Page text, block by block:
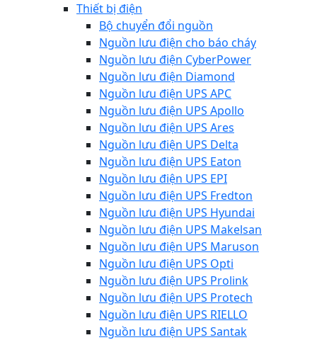
Thiết bị điện
Bộ chuyển đổi nguồn
Nguồn lưu điện cho báo cháy
Nguồn lưu điện CyberPower
Nguồn lưu điện Diamond
Nguồn lưu điện UPS APC
Nguồn lưu điện UPS Apollo
Nguồn lưu điện UPS Ares
Nguồn lưu điện UPS Delta
Nguồn lưu điện UPS Eaton
Nguồn lưu điện UPS EPI
Nguồn lưu điện UPS Fredton
Nguồn lưu điện UPS Hyundai
Nguồn lưu điện UPS Makelsan
Nguồn lưu điện UPS Maruson
Nguồn lưu điện UPS Opti
Nguồn lưu điện UPS Prolink
Nguồn lưu điện UPS Protech
Nguồn lưu điện UPS RIELLO
Nguồn lưu điện UPS Santak